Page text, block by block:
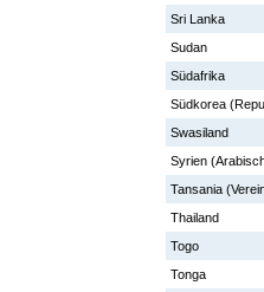
Sri Lanka
Sudan
Südafrika
Südkorea
Swasiland
Syrien
Tansania
Thailand
Togo
Tonga